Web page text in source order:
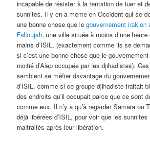
incapable de résister à la tentation de tuer et
sunnites. Il y en a même en Occident qui se
une bonne chose que legouvernement irakien
Falloujah, une ville située à moins d’une
mains d’ISIL, (exactement comme ils se
si c’est une bonne chose que le
moitié d’Alep occupée par les djihadistes).
semblent se méfier davantage du
d’ISIL, comme si ce groupe djihadiste traitait
des endroits qu’il occupait parce que ce sont
comme eux. Il n’y a qu’à regarder Samara ou
déjà libérées d’ISIL, pour voir que les sunnites
maltraités après leur libération.